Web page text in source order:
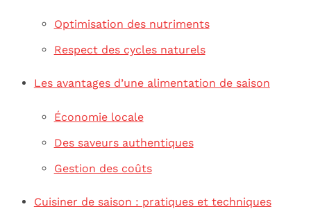
Optimisation des nutriments
Respect des cycles naturels
Les avantages d’une alimentation de saison
Économie locale
Des saveurs authentiques
Gestion des coûts
Cuisiner de saison : pratiques et techniques